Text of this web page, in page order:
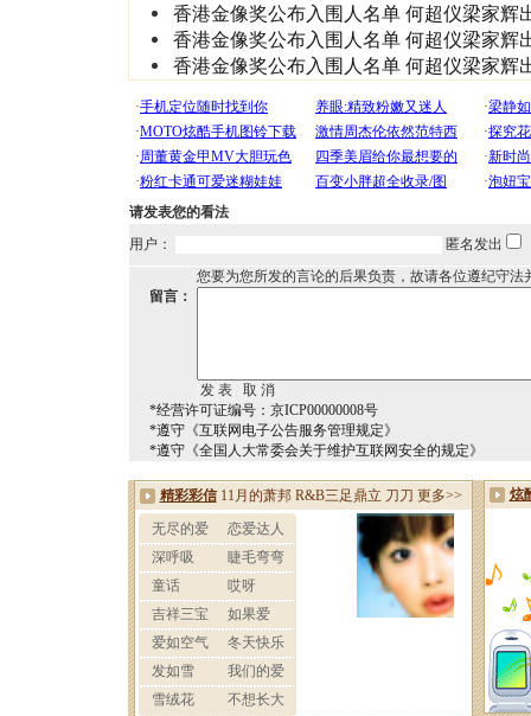
香港金像奖公布入围人名单 何超仪梁家辉
香港金像奖公布入围人名单 何超仪梁家辉
香港金像奖公布入围人名单 何超仪梁家辉
请发表您的看法
用户：
匿名发出
您要为您所发的言论的后果负责，故请各位遵纪守法
留言：
*经营许可证编号：京ICP00000008号
*遵守《互联网电子公告服务管理规定》
*遵守《全国人大常委会关于维护互联网安全的规定》